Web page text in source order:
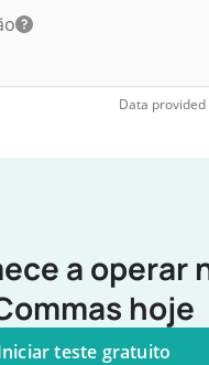
Data provided
a operar
hoje
teste gratuito